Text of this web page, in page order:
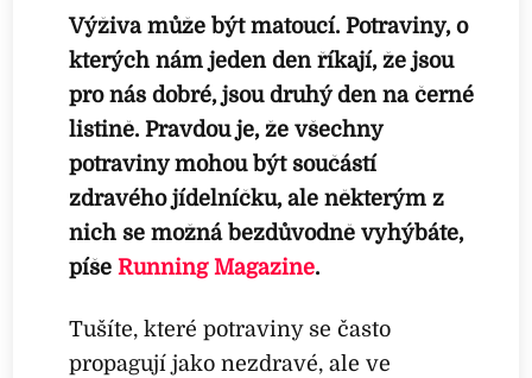
Výživa může být matoucí. Potraviny, o
kterých nám jeden den říkají, že jsou
pro nás dobré, jsou druhý den na černé
listině. Pravdou je, že všechny
potraviny mohou být součástí
zdravého jídelníčku, ale některým z
nich se možná bezdůvodně vyhýbáte,
píšeRunning Magazine.
Tušíte, které potraviny se často
propagují jako nezdravé, ale ve